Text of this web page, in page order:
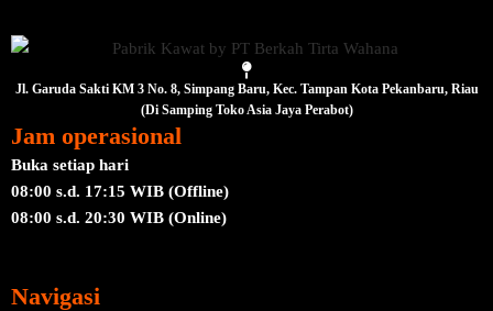
Jl. Garuda Sakti KM 3 No. 8, Simpang Baru, Kec. Tampan Kota Pekanbaru, Riau
(Di Samping Toko Asia Jaya Perabot)
Jam operasional
Buka setiap hari
08:00 s.d. 17:15 WIB (Offline)
08:00 s.d. 20:30 WIB (Online)
Navigasi